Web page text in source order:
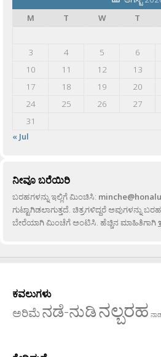
M
T W T
3
4 5 6
10
11 12 13
17
18 19 20
24
25 26 27
31
« Jul
ನೀವೂ ಬರೆಯಿರಿ
ಬರಹಗಳನ್ನು ಇಲ್ಲಿಗೆ ಮಿಂಚಿಸಿ:
ಗುಟ್ಟಾಗಿಡಲಾಗುತ್ತದೆ. ಚಿತ್ರಗಳಿದ್ದರೆ ಅವುಗಳನ್ನು
ಬೇರೆಯಾಗಿ ಮಿಂಚೆಗೆ ಅಂಟಿಸಿ. ಹೆಚ್ಚಿನ ಮಾಹಿತಿಗಾಗಿ
ಕವಲುಗಳು
ಅರಿಮೆನಡೆ-ನುಡಿನಲ್ಬರಹ